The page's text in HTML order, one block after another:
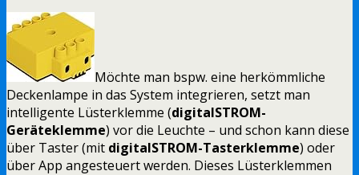
Möchte man bspw. eine herkömmliche
Deckenlampe in das System integrieren, setzt man
intelligente Lüsterklemme (digitalSTROM-
Geräteklemme) vor die Leuchte – und schon kann diese
über Taster (mit digitalSTROM-Tasterklemme) oder
über App angesteuert werden. Dieses Lüsterklemmen